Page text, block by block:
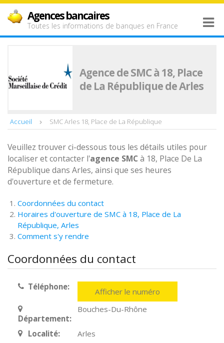
Agences bancaires
Toutes les informations de banques en France
Agence de SMC à 18, Place
de La République de Arles
Accueil SMC Arles 18, Place de La République
Veuillez trouver ci-dessous tous les détails utiles pour
localiser et contacter l'agence SMC à 18, Place De La
République dans Arles, ainsi que ses heures
d'ouverture et de fermeture.
Coordonnées du contact
Horaires d'ouverture de SMC à 18, Place de La
République, Arles
Comment s'y rendre
Coordonnées du contact
Téléphone: Afficher le numéro
Département:
Bouches-Du-Rhône
Localité:
Arles